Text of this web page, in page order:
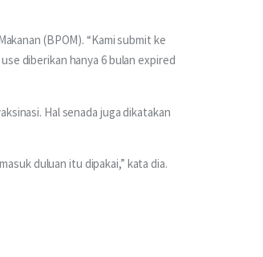
(BPOM). “Kami submit ke
diberikan hanya 6 bulan expired
Hal senada juga dikatakan
duluan itu dipakai,” kata dia.